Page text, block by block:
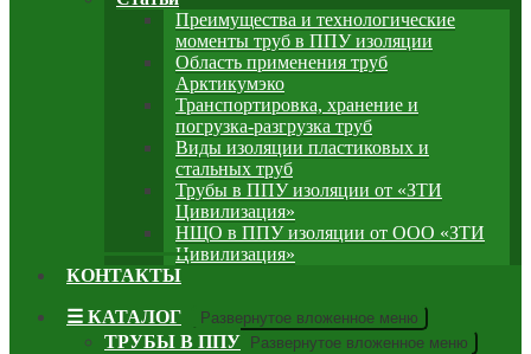
Преимущества и технологические
моменты труб в ППУ изоляции
Область применения труб
Арктикумэко
Транспортировка, хранение и
погрузка-разгрузка труб
Виды изоляции пластиковых и
стальных труб
Трубы в ППУ изоляции от «ЗТИ
Цивилизация»
НЩО в ППУ изоляции от ООО «ЗТИ
Цивилизация»
КОНТАКТЫ
☰ КАТАЛОГ Развернутое вложенное меню
ТРУБЫ В ППУ Развернутое вложенное меню